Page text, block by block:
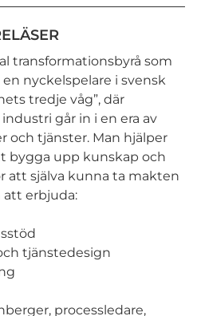
transformationsbyrå som
nyckelspelare i svensk
tredje våg”, där
går in i en era av
och tjänster. Man hjälper
bygga upp kunskap och
att själva kunna ta makten
att erbjuda:
tjänstedesign
processledare,